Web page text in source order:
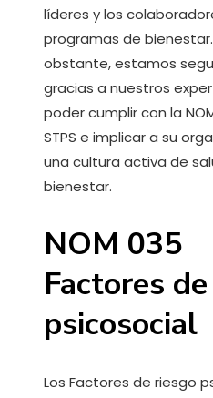
líderes y los
programas de
obstante, estamos
gracias a nuestros
poder cumplir con la
STPS e implicar a su
una cultura activa de
bienestar.
NOM 035
Factores
psicosocial
Los Factores de riesgo